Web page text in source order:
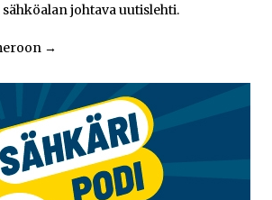
johtava uutislehti.
→